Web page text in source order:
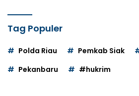
Tag Populer
Polda Riau Pemkab Siak
Pekanbaru
#hukrim